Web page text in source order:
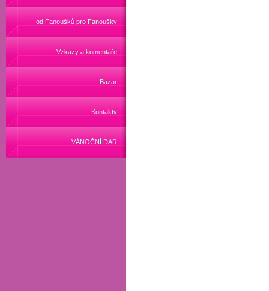
od Fanoušků pro Fanoušky
Vzkazy a komentáře
Bazar
Kontakty
VÁNOČNÍ DAR